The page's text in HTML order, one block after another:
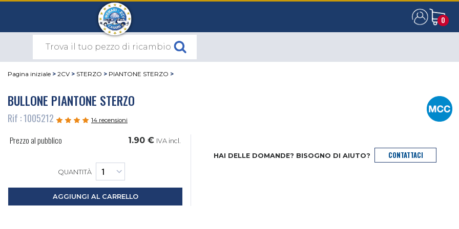
0
0
Pagina iniziale > 2CV > STERZO > PIANTONE STERZO >
BULLONE PIANTONE STERZO
Rif : 1005212 14 recensioni
Prezzo al pubblico 1.90 € IVA incl.
QUANTITÀ
AGGIUNGI AL CARRELLO
HAI DELLE DOMANDE? BISOGNO DI AIUTO? CONTATTACI